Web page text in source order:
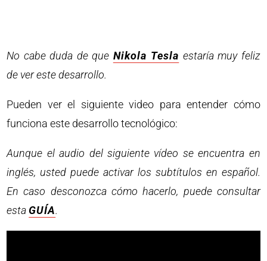
No cabe duda de que Nikola Tesla estaría muy feliz
de ver este desarrollo.
Pueden ver el siguiente video para entender cómo
funciona este desarrollo tecnológico:
Aunque el audio del siguiente vídeo se encuentra en
inglés, usted puede activar los subtítulos en español.
En caso desconozca cómo hacerlo, puede consultar
esta GUÍA.